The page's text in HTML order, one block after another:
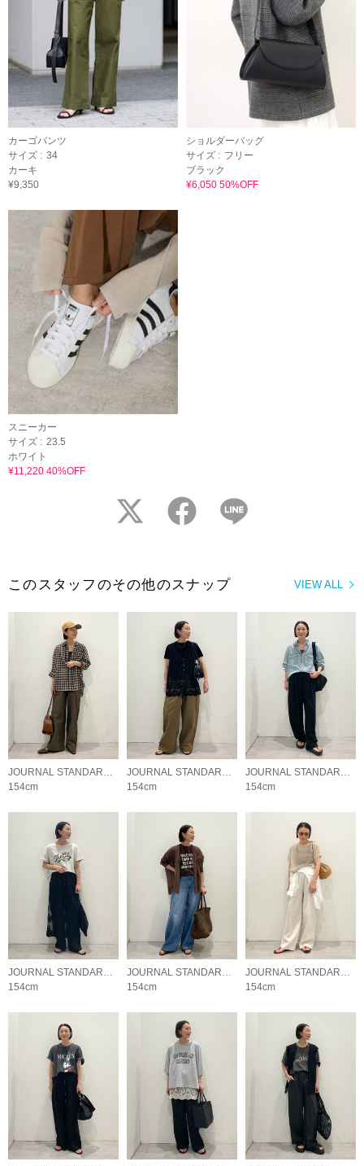
カーゴパンツ
サイズ : 34
カーキ
¥9,350
ショルダーバッグ
サイズ : フリー
ブラック
¥6,050 50%OFF
スニーカー
サイズ : 23.5
ホワイト
¥11,220 40%OFF
twitter facebook
VIEW ALL
このスタッフのその他のスナップ
JOURNAL STANDARD relume LADYS
154cm
JOURNAL STANDARD relume LADYS
154cm
JOURNAL STANDARD relume LADYS
154cm
JOURNAL STANDARD relume LADYS
154cm
JOURNAL STANDARD relume LADYS
154cm
JOURNAL STANDARD relume LADYS
154cm